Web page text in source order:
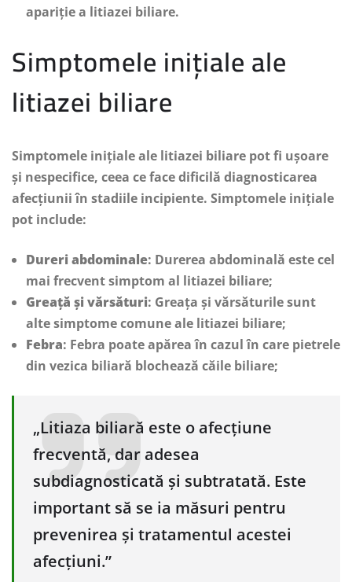
apariție a litiazei biliare.
Simptomele inițiale ale
litiazei biliare
Simptomele inițiale ale litiazei biliare pot fi ușoare
și nespecifice, ceea ce face dificilă diagnosticarea
afecțiunii în stadiile incipiente. Simptomele inițiale
pot include:
Dureri abdominale: Durerea abdominală este cel
mai frecvent simptom al litiazei biliare;
Greață și vărsături: Greața și vărsăturile sunt
alte simptome comune ale litiazei biliare;
Febra: Febra poate apărea în cazul în care pietrele
din vezica biliară blochează căile biliare;
„Litiaza biliară este o afecțiune
frecventă, dar adesea
subdiagnosticată și subtratată. Este
important să se ia măsuri pentru
prevenirea și tratamentul acestei
afecțiuni.”